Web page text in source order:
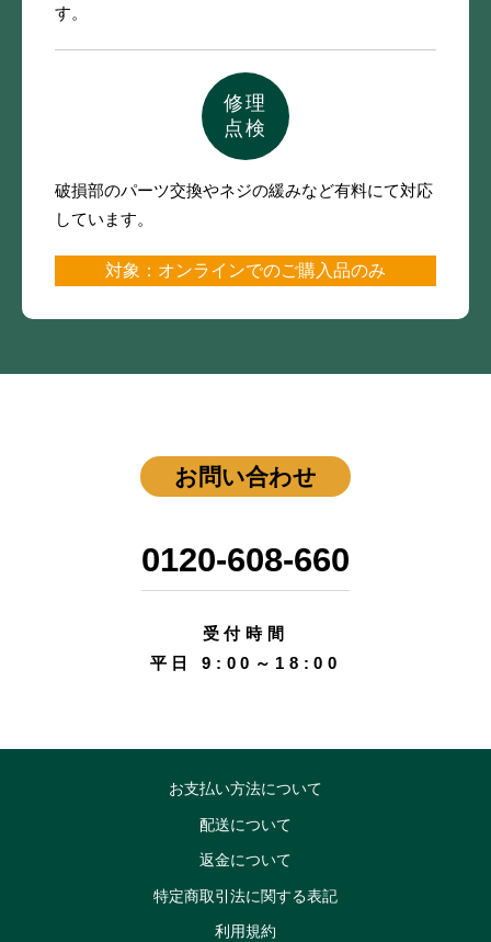
す。
修理
点検
破損部のパーツ交換やネジの緩みなど有料にて対応
しています。
対象：オンラインでのご購入品のみ
お問い合わせ
0120-608-660
受付時間
平日 9:00～18:00
お支払い方法について
配送について
返金について
特定商取引法に関する表記
利用規約